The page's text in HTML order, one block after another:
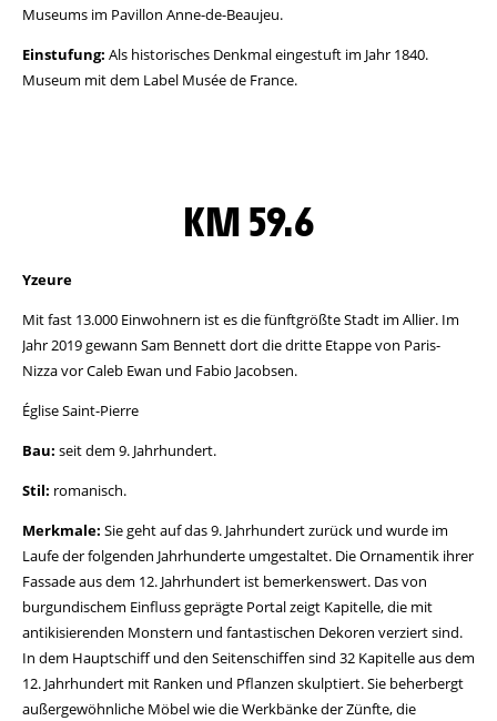
Museums im Pavillon Anne-de-Beaujeu.
Einstufung: Als historisches Denkmal eingestuft im Jahr 1840.
Museum mit dem Label Musée de France.
KM 59.6
Yzeure
Mit fast 13.000 Einwohnern ist es die fünftgrößte Stadt im Allier. Im
Jahr 2019 gewann Sam Bennett dort die dritte Etappe von Paris-
Nizza vor Caleb Ewan und Fabio Jacobsen.
Église Saint-Pierre
Bau: seit dem 9. Jahrhundert.
Stil: romanisch.
Merkmale: Sie geht auf das 9. Jahrhundert zurück und wurde im
Laufe der folgenden Jahrhunderte umgestaltet. Die Ornamentik ihrer
Fassade aus dem 12. Jahrhundert ist bemerkenswert. Das von
burgundischem Einfluss geprägte Portal zeigt Kapitelle, die mit
antikisierenden Monstern und fantastischen Dekoren verziert sind.
In dem Hauptschiff und den Seitenschiffen sind 32 Kapitelle aus dem
12. Jahrhundert mit Ranken und Pflanzen skulptiert. Sie beherbergt
außergewöhnliche Möbel wie die Werkbänke der Zünfte, die